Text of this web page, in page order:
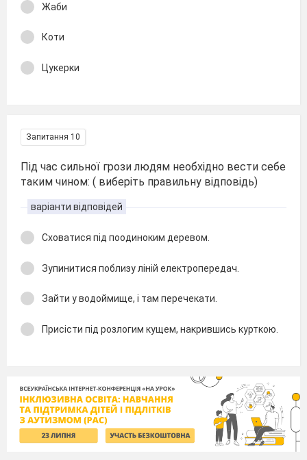
Жаби
Коти
Цукерки
Запитання 10
Під час сильної грози людям необхідно вести себе
таким чином: ( виберіть правильну відповідь)
варіанти відповідей
Сховатися під поодиноким деревом.
Зупинитися поблизу ліній електропередач.
Зайти у водоймище, і там перечекати.
Присісти під розлогим кущем, накрившись курткою.